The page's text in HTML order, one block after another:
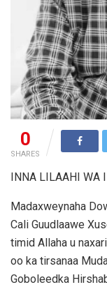
0
SHARES
INNA LILAAHI WA
Madaxweynaha
Cali Guudlaawe
timid Allaha u
oo ka tirsanaa
Goboleedka